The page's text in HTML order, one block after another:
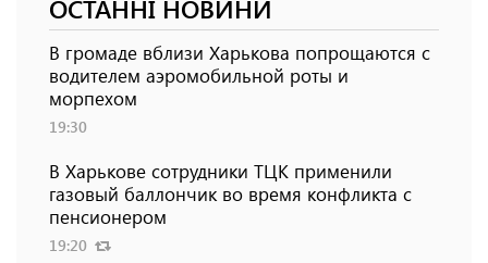
ОСТАННІ НОВИНИ
В громаде вблизи Харькова попрощаются с
водителем аэромобильной роты и
морпехом
19:30
В Харькове сотрудники ТЦК применили
газовый баллончик во время конфликта с
пенсионером
19:20